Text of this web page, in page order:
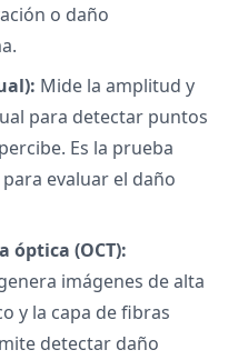
o daño
Mide la amplitud y
para detectar puntos
Es la prueba
evaluar el daño
óptica (OCT):
imágenes de alta
y la capa de fibras
detectar daño